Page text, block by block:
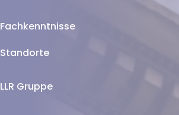
Fachkenntnisse
Standorte
LLR Gruppe